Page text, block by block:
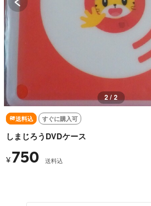
2 / 2
送料込 すぐに購入可
しまじろうDVDケース
¥750 送料込